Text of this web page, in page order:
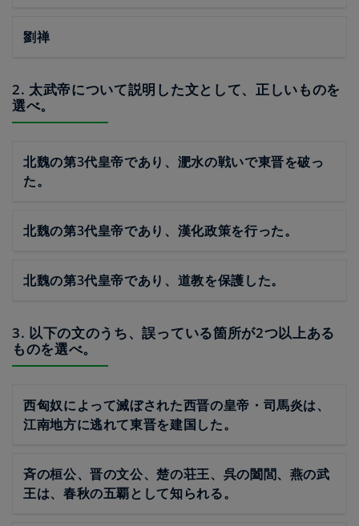
劉禅
2. 太武帝について説明した文として、正しいものを
選べ。
北魏の第3代皇帝であり、淝水の戦いで東晋を破っ
た。
北魏の第3代皇帝であり、漢化政策を行った。
北魏の第3代皇帝であり、道教を保護した。
3. 以下の文のうち、誤っている箇所が2つ以上ある
ものを選べ。
西匈奴によって滅ぼされた西晋の皇帝・司馬炎は、
江南地方に逃れて東晋を建国した。
斉の桓公、晋の文公、楚の荘王、呉の闔閭、燕の武
王は、春秋の五覇として知られる。